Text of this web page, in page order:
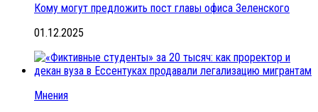
Кому могут предложить пост главы офиса Зеленского
01.12.2025
Мнения